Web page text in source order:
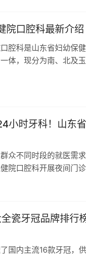
院口腔科最新介绍
腔科是山东省妇幼保
体，现分为南、北及
小时牙科！山东
众不同时段的就医需
院口腔科开展夜间门
突发状况不再受时间困
瓷牙冠品牌排行
国内主流16款牙冠，